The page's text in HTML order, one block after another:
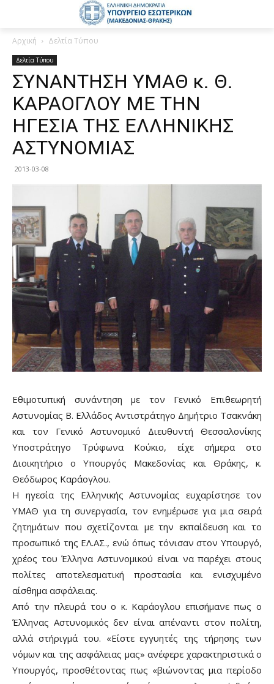
Αρχική Δελτία Τύπου
Δελτία Τύπου
ΣΥΝΑΝΤΗΣΗ ΥΜΑΘ κ. Θ.
ΚΑΡΑΟΓΛΟΥ ΜΕ ΤΗΝ
ΗΓΕΣΙΑ ΤΗΣ ΕΛΛΗΝΙΚΗΣ
ΑΣΤΥΝΟΜΙΑΣ
2013-03-08
Εθιμοτυπική συνάντηση με τον Γενικό Επιθεωρητή
Αστυνομίας Β. Ελλάδος Αντιστράτηγο Δημήτριο Τσακνάκη
και τον Γενικό Αστυνομικό Διευθυντή Θεσσαλονίκης
Υποστράτηγο Τρύφωνα Κούκιο, είχε σήμερα στο
Διοικητήριο ο Υπουργός Μακεδονίας και Θράκης, κ.
Θεόδωρος Καράογλου.
Η ηγεσία της Ελληνικής Αστυνομίας ευχαρίστησε τον
ΥΜΑΘ για τη συνεργασία, τον ενημέρωσε για μια σειρά
ζητημάτων που σχετίζονται με την εκπαίδευση και το
προσωπικό της ΕΛ.ΑΣ., ενώ όπως τόνισαν στον Υπουργό,
χρέος του Έλληνα Αστυνομικού είναι να παρέχει στους
πολίτες αποτελεσματική προστασία και ενισχυμένο
αίσθημα ασφάλειας.
Από την πλευρά του ο κ. Καράογλου επισήμανε πως ο
Έλληνας Αστυνομικός δεν είναι απέναντι στον πολίτη,
αλλά στήριγμά του. «Είστε εγγυητές της τήρησης των
νόμων και της ασφάλειας μας» ανέφερε χαρακτηριστικά ο
Υπουργός, προσθέτοντας πως «βιώνοντας μια περίοδο